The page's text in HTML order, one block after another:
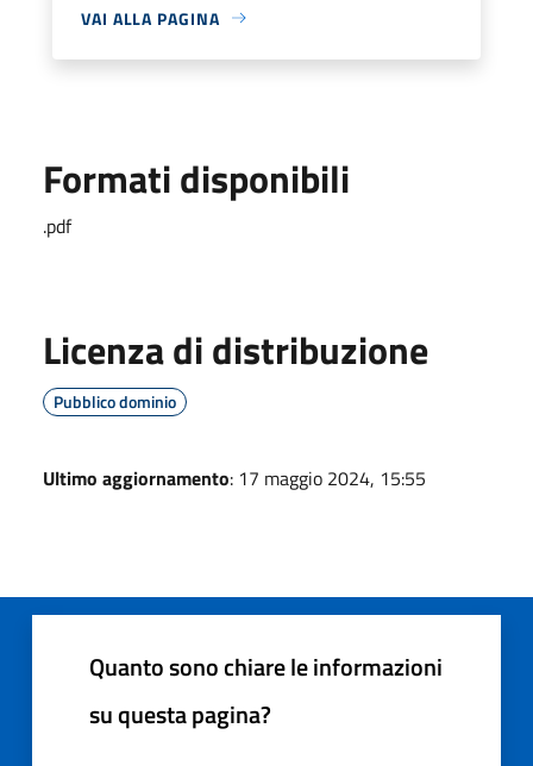
VAI ALLA PAGINA
Formati disponibili
.pdf
Licenza di distribuzione
Pubblico dominio
Ultimo aggiornamento: 17 maggio 2024, 15:55
Quanto sono chiare le informazioni
su questa pagina?